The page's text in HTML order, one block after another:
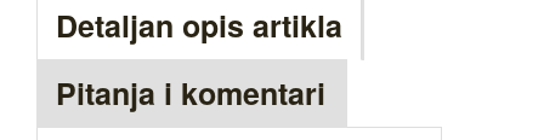
Detaljan opis artikla
Pitanja i komentari